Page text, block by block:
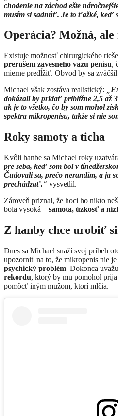
chodenie na záchod ešte
musím si sadnúť. Je to ťažké, keď
Operácia? Možná, ale
Existuje možnosť chirurgického
prerušení závesného väzu penisu,
mierne predĺžiť. Obvod by sa
Michael však zostáva realistický:
dokázali by pridať približne 2,5 až
ak je to všetko, čo by som mohol
spektra mikropenisu, takže si nie
Roky samoty a ticha
Kvôli hanbe sa Michael roky
pre seba, keď som bol v
Čudovali sa, prečo nerandím, a ja
prechádzať,“ vysvetlil.
Zároveň priznal, že hoci ho nikto
bola vysoká – samota, úzkosť a
Z hanby chce urobiť
Dnes sa Michael snaží svoj príbeh
upozorniť na to, že mikropenis nie
psychický problém. Dokonca
rekordu, ktorý by mu pomohol
pomôcť iným mužom, ktorí mlčia.